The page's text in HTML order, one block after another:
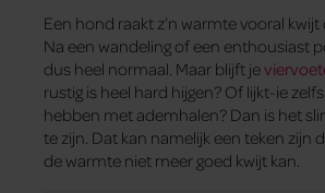
Een hond raakt z’n warmte vooral kwijt
Na een wandeling of een enthousiast
dus heel normaal. Maar blijft je
rustig is heel hard hijgen? Of lijkt-ie
hebben met ademhalen? Dan is het
te zijn. Dat kan namelijk een teken zijn
de warmte niet meer goed kwijt kan.